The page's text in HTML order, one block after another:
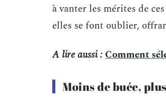
à vanter les mérites de
elles se font oublier,
A lire aussi :Comment
Moins de buée,